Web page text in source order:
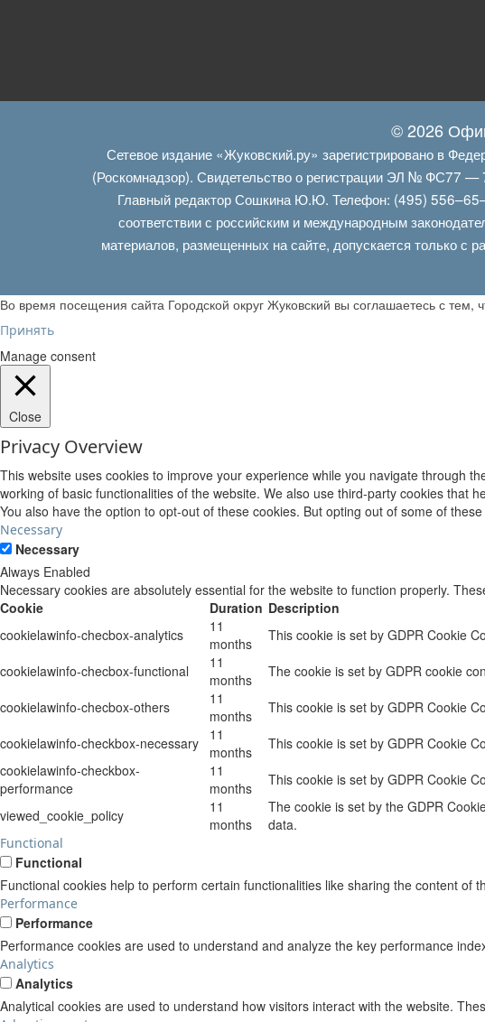
© 2026
Сетевое издание «Жуковский.ру» зарегистрировано в
(Роскомнадзор). Свидетельство о регистрации ЭЛ № ФС77 —
Главный редактор Сошкина Ю.Ю. Телефон: (495)
соответствии с российским и международным
материалов, размещенных на сайте, допускается только с
Во время посещения сайта Городской округ Жуковский вы соглашаетесь с
Принять
Manage consent
Close
Privacy Overview
This website uses cookies to improve your experience while you navigate through
working of basic functionalities of the website. We also use third-party cookies that
You also have the option to opt-out of these cookies. But opting out of some of
Necessary
Necessary
Always Enabled
Necessary cookies are absolutely essential for the website to function properly.
Cookie
Duration Description
cookielawinfo-checbox-analytics
11
months
This cookie is set by GDPR Cookie
cookielawinfo-checbox-functional
11
months
The cookie is set by GDPR cookie
cookielawinfo-checbox-others
11
months
This cookie is set by GDPR Cookie
cookielawinfo-checkbox-necessary
11
months
This cookie is set by GDPR Cookie
cookielawinfo-checkbox-
performance
11
months
This cookie is set by GDPR Cookie
viewed_cookie_policy
11
months
The cookie is set by the GDPR
data.
Functional
Functional
Functional cookies help to perform certain functionalities like sharing the content
Performance
Performance
Performance cookies are used to understand and analyze the key performance
Analytics
Analytics
Analytical cookies are used to understand how visitors interact with the website.